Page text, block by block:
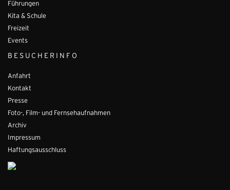
Führungen
Kita & Schule
Freizeit
Events
BESUCHERINFO
Anfahrt
Kontakt
Presse
Foto-, Film- und Fernsehaufnahmen
Archiv
Impressum
Haftungsausschluss